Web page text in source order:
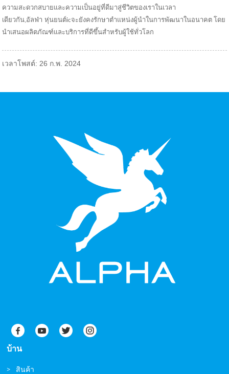
ความสะดวกสบายและความเป็นอยู่ที่ดีมาสู่ชีวิตของเราในเวลา
เดียวกัน,อัลฟ่า หุ่นยนต์icจะยังคงรักษาตำแหน่งผู้นำในการพัฒนาในอนาคต โดย
นำเสนอผลิตภัณฑ์และบริการที่ดีขึ้นสำหรับผู้ใช้ทั่วโลก
เวลาโพสต์: 26 ก.พ. 2024
บ้าน
สินค้า